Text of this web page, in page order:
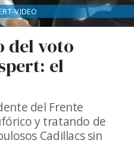
del voto
el
del Frente
y tratando de
Cadillacs sin
VIDEO